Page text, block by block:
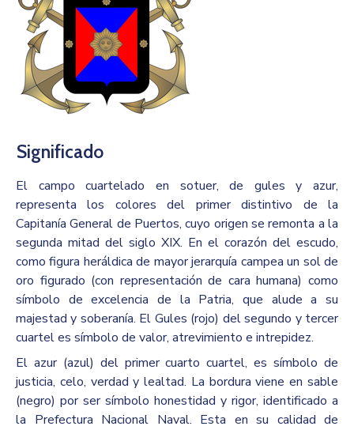
Significado
El campo cuartelado en sotuer, de gules y azur,
representa los colores del primer distintivo de la
Capitanía General de Puertos, cuyo origen se remonta a la
segunda mitad del siglo XIX. En el corazón del escudo,
como figura heráldica de mayor jerarquía campea un sol de
oro figurado (con representación de cara humana) como
símbolo de excelencia de la Patria, que alude a su
majestad y soberanía. El Gules (rojo) del segundo y tercer
cuartel es símbolo de valor, atrevimiento e intrepidez.
El azur (azul) del primer cuarto cuartel, es símbolo de
justicia, celo, verdad y lealtad. La bordura viene en sable
(negro) por ser símbolo honestidad y rigor, identificado a
la Prefectura Nacional Naval. Esta en su calidad de